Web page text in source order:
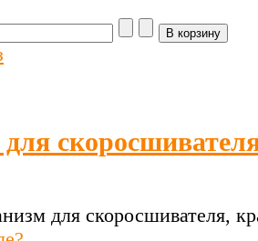
для скоросшивателя,